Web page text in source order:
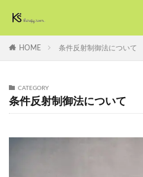
HOME 条件反射制御法について
CATEGORY
条件反射制御法について